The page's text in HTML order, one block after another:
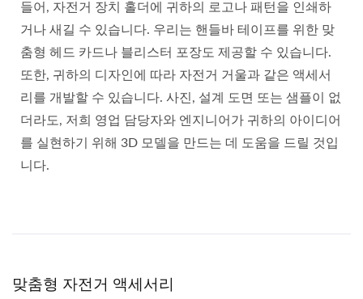
들어, 자전거 장치 홀더에 귀하의 로고나 패턴을 인쇄하
거나 새길 수 있습니다. 우리는 핸들바 테이프를 위한 맞
춤형 헤드 카드나 블리스터 포장도 제공할 수 있습니다.
또한, 귀하의 디자인에 따라 자전거 거울과 같은 액세서
리를 개발할 수 있습니다. 사진, 설계 도면 또는 샘플이 없
더라도, 저희 영업 담당자와 엔지니어가 귀하의 아이디어
를 실현하기 위해 3D 모델을 만드는 데 도움을 드릴 것입
니다.
맞춤형 자전거 액세서리